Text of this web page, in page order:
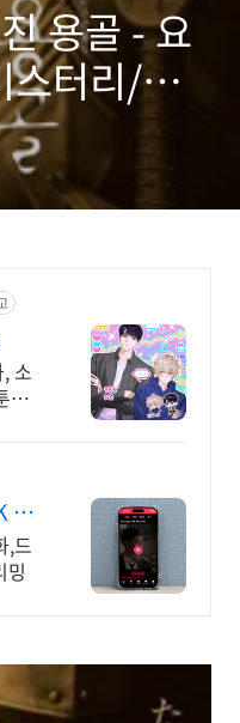
용골 - 요
스터리/추
)
소
에
실
,드
밍